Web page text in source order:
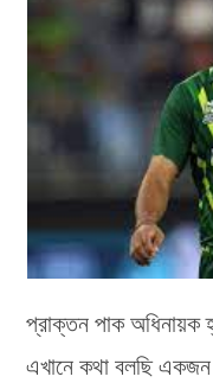
প্রাক্তন পাক অধিনায়ক
এখানে কথা বলছি